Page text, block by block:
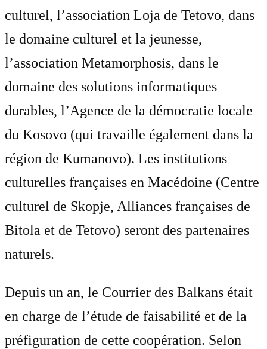
culturel, l’association Loja de Tetovo, dans
le domaine culturel et la jeunesse,
l’association Metamorphosis, dans le
domaine des solutions informatiques
durables, l’Agence de la démocratie locale
du Kosovo (qui travaille également dans la
région de Kumanovo). Les institutions
culturelles françaises en Macédoine (Centre
culturel de Skopje, Alliances françaises de
Bitola et de Tetovo) seront des partenaires
naturels.
Depuis un an, le Courrier des Balkans était
en charge de l’étude de faisabilité et de la
préfiguration de cette coopération. Selon